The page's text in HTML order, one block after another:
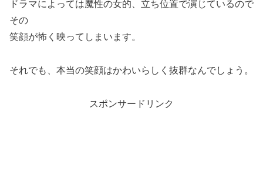
ドラマによっては魔性の女的、立ち位置で演じているので
その
笑顔が怖く映ってしまいます。
それでも、本当の笑顔はかわいらしく抜群なんでしょう。
スポンサードリンク